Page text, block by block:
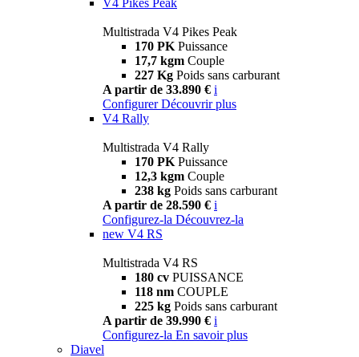
Multistrada V4 Pikes Peak
170 PK Puissance
17,7 kgm Couple
227 Kg Poids sans carburant
A partir de 33.890 € i
Configurer Découvrir plus
V4 Rally
Multistrada V4 Rally
170 PK Puissance
12,3 kgm Couple
238 kg Poids sans carburant
A partir de 28.590 € i
Configurez-la Découvrez-la
new V4 RS
Multistrada V4 RS
180 cv PUISSANCE
118 nm COUPLE
225 kg Poids sans carburant
A partir de 39.990 € i
Configurez-la En savoir plus
Diavel